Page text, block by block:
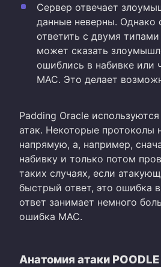
Сервер отвечает
данные неверны. Однако
ответить с двумя
может сказать
ошиблись в набивке или
MAC. Это делает
Padding Oracle
атак. Некоторые протоколы
напрямую, а, например,
набивку и только потом
таких случаях, если
быстрый ответ, это ошибка
ответ занимает немного
ошибка MAC.
Анатомия атаки POODLE